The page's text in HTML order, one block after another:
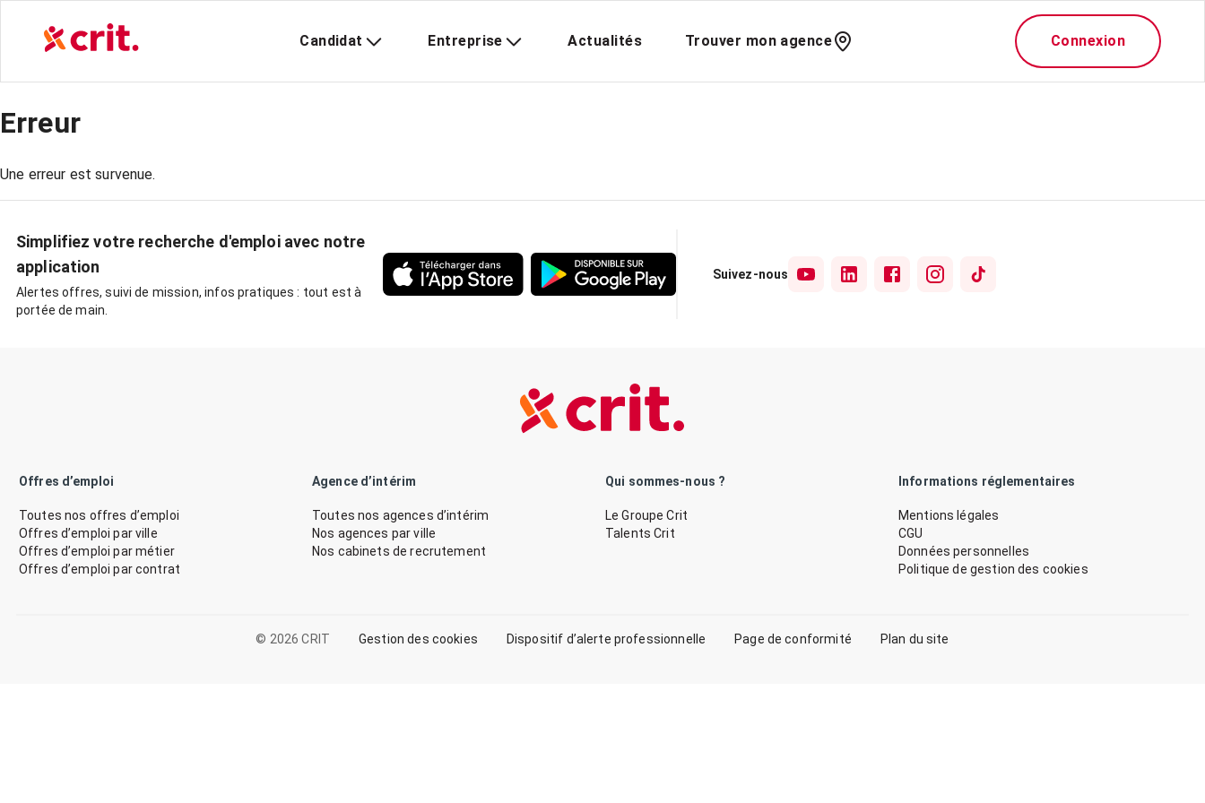
Candidat Entreprise Actualités Trouver mon agence Connexion
Erreur
Une erreur est survenue.
Simplifiez votre recherche d'emploi avec notre
application
Alertes offres, suivi de mission, infos pratiques : tout est à
portée de main.
Suivez-nous
Offres d’emploi
Toutes nos offres d’emploi
Offres d’emploi par ville
Offres d’emploi par métier
Offres d’emploi par contrat
Agence d’intérim
Toutes nos agences d’intérim
Nos agences par ville
Nos cabinets de recrutement
Qui sommes-nous ?
Le Groupe Crit
Talents Crit
Informations réglementaires
Mentions légales
CGU
Données personnelles
Politique de gestion des cookies
© 2026 CRIT Gestion des cookies Dispositif d’alerte professionnelle Page de conformité Plan du site